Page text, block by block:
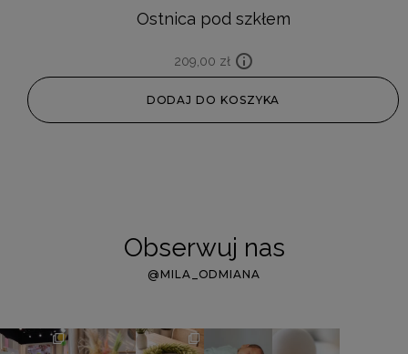
Ostnica pod szkłem
209,00 zł
DODAJ DO KOSZYKA
Obserwuj nas
@MILA_ODMIANA